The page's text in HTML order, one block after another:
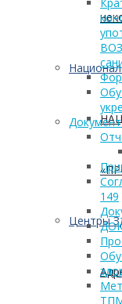
Центры
149